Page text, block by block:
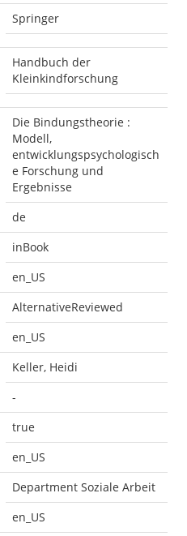
Springer
Handbuch der
Kleinkindforschung
Die Bindungstheorie :
Modell,
entwicklungspsychologisch
e Forschung und
Ergebnisse
de
inBook
en_US
AlternativeReviewed
en_US
Keller, Heidi
-
true
en_US
Department Soziale Arbeit
en_US